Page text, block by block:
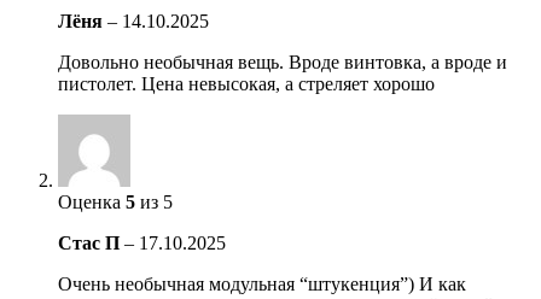
Лёня – 14.10.2025
Довольно необычная вещь. Вроде винтовка, а вроде и
пистолет. Цена невысокая, а стреляет хорошо
Оценка 5 из 5
Стас П – 17.10.2025
Очень необычная модульная “штукенция”) И как